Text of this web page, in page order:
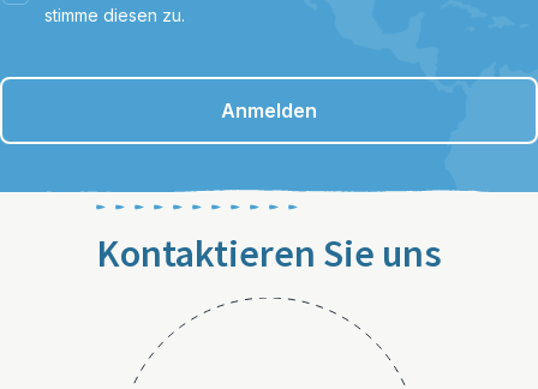
stimme diesen zu.
Anmelden
Kontaktieren Sie uns